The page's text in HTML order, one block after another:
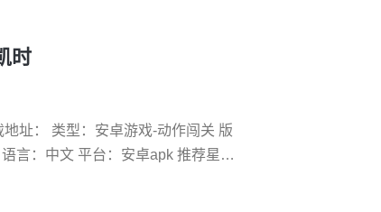
时
址： 类型：安卓游戏-动作闯关 版
言：中文 平台：安卓apk 推荐星级
戏素材，玩家在游戏中将扮演新时